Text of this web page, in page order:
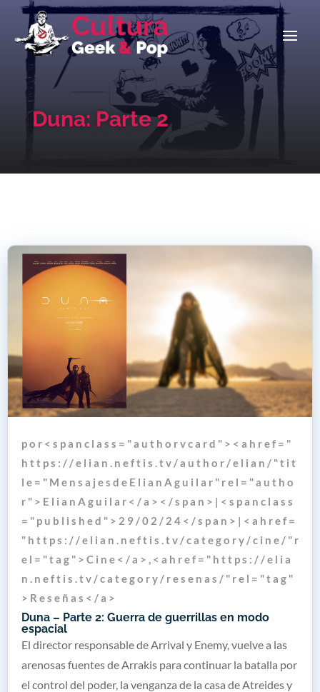
Duna: Parte 2
Duna – Parte 2: Guerra de guerrillas en modo
espacial
p o r < s p a n c l a s s = " a u t h o r v c a r d " > < a h r e f = "
h t t p s : / / e l i a n . n e f t i s . t v / a u t h o r / e l i a n / " t i t
l e = " M e n s a j e s d e E l i a n A g u i l a r " r e l = " a u t h o
r " > E l i a n A g u i l a r < / a > < / s p a n > | < s p a n c l a s s
= " p u b l i s h e d " > 2 9 / 0 2 / 2 4 < / s p a n > | < a h r e f =
" h t t p s : / / e l i a n . n e f t i s . t v / c a t e g o r y / c i n e / " r
e l = " t a g " > C i n e < / a > , < a h r e f = " h t t p s : / / e l i a
n . n e f t i s . t v / c a t e g o r y / r e s e n a s / " r e l = " t a g "
> R e s e ñ a s < / a >
El director responsable de Arrival y Enemy, vuelve a las
arenosas fuentes de Arrakis para continuar la batalla por
el control del poder, la venganza de la casa de Atreides y